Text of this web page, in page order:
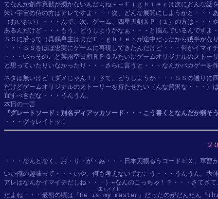
でなんか創作意欲が湧かないんだよね～～Ｅｉｇｈｔｅｒは次にどんな話
朱い宇宙の侍の方はアレですよ・・・次、どんな展開にしようかと・・・
（おいおい）・・・んで、次、ゲーム、四星天剣ＸＰ（１）の方は・・・
あるんだけど・・・もう、どうしようかなぁ・・・と悩んでいるんですよ
ＳＳに沿って（真鵺帛主はまだＥｉｇｈｔｅｒが途中だったから後半かな
・・・ＳＳをほぼ忠実にゲームに再現してきたんだけど・・・何かイマイ
・・・いっそのこと某雨空日和ＲＰＧみたいにゲームオリジナルのストー
と思っていたりいなかったり・・・さらに言うと・・・なんかバカゲーを
ネタは無いけど（ダメじゃん！）さて、どうしようか・・・ＳＳの通りに
だけどゲームオリジナルのストーリーを持たせたい（んな贅沢な・・・）
直すべきだな・・・うんうん。
『グレートソード：別名ディアッカソード・・・こう書くとなんだか弱そ
２
・・・なんとなく、お・り・が・み・・・日本刀振るうコードＥＸ、軍曹
いい俺の趣味って・・・いや、何も考えないでおこう・・・うんうん、大
アレはなんかイマイチだしね・・・）←なんのこっちゃ！？・・・さてさ
だよね・・・最初の頃は『He is my master
主＞メイド
』だったのがだんだん『